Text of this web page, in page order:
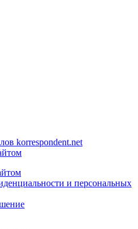
korrespondent.net
и персональных